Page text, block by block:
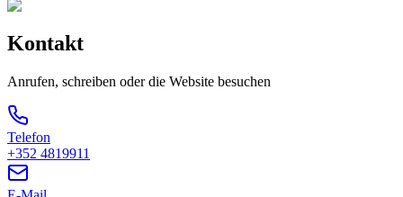
Kontakt
Anrufen, schreiben oder die Website besuchen
Telefon
+352 4819911